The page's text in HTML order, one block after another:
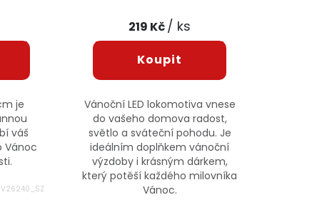
je
váš
Vánoc
V26240_SZ
219 Kč/ ks
Vánoční LED lokomotiva vnese
do vašeho domova radost,
světlo a sváteční pohodu. Je
ideálním doplňkem vánoční
výzdoby i krásným dárkem,
který potěší každého milovníka
Vánoc.